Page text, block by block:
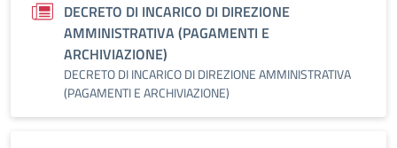
DECRETO DI INCARICO DI DIREZIONE
AMMINISTRATIVA (PAGAMENTI E
ARCHIVIAZIONE)
DECRETO DI INCARICO DI DIREZIONE AMMINISTRATIVA
(PAGAMENTI E ARCHIVIAZIONE)